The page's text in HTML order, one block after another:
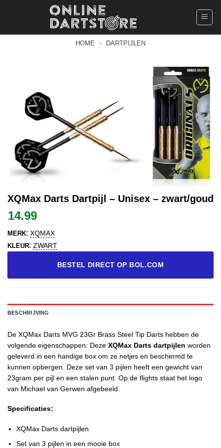
HOME » DARTPIJLEN
XQMax Darts Dartpijl – Unisex – zwart/goud
14.99
MERK: XQMAX
KLEUR: ZWART
BESTEL DIRECT OP BOL.COM
BESCHRIJVING
De XQMax Darts MVG 23Gr Brass Steel Tip Darts hebben de
volgende eigenschappen: Deze XQMax Darts dartpijlen worden
geleverd in een handige box om ze netjes en beschermd te
kunnen opbergen. Deze set van 3 pijlen heeft een gewicht van
23gram per pijl en een stalen punt. Op de flights staat het logo
van Michael van Gerwen afgebeeld.
Specificaties:
XQMax Darts dartpijlen
Set van 3 pijlen in een mooie box